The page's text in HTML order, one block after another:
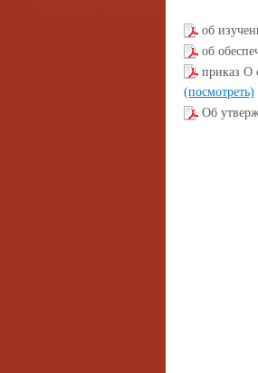
об
об
приказ О
(посмотреть)
Об